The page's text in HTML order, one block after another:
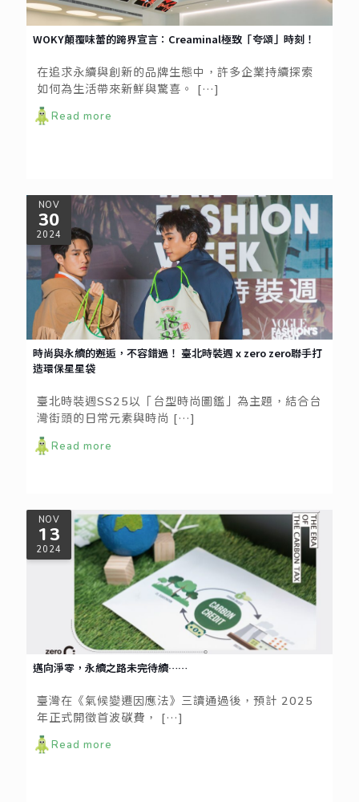
WOKY顛覆味蕾的跨界宣言：Creaminal極致「夸頌」時刻！
在追求永續與創新的品牌生態中，許多企業持續探索
如何為生活帶來新鮮與驚喜。
[…]
Read more
NOV
30
2024
時尚與永續的邂逅，不容錯過！ 臺北時裝週 x zero zero聯手打
造環保星星袋
臺北時裝週SS25以「台型時尚圖鑑」為主題，結合台
灣街頭的日常元素與時尚 […]
Read more
NOV
13
2024
邁向淨零，永續之路未完待續……
臺灣在《氣候變遷因應法》三讀通過後，預計 2025
年正式開徵首波碳費，
[…]
Read more